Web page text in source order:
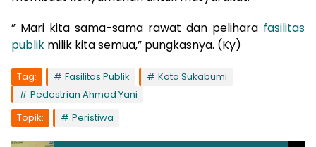
” Mari kita sama-sama rawat dan pelihara fasilitas
publik milik kita semua,” pungkasnya. (Ky)
Tag: Fasilitas Publik
Kota Sukabumi
Pedestrian Ahmad Yani
Topik:
Peristiwa